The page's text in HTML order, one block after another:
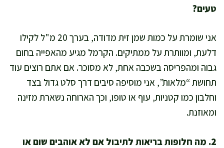
טעים?
אני שומרת על כמות שמן זית מדודה, בערך 20 מ"ל לקילו
דלעת, ומוותרת על ממתיקים. הקרמל מגיע מהאפייה בחום
גבוה ומהפריסה בשכבה אחת, לא מסוכר. אם אתם רוצים עוד
תחושת “מלאות”, אני מוסיפה סיבים דרך סלט גדול בצד
וחלבון כמו קטניות, עוף או טופו, וכך הארוחה נשארת מזינה
ומאוזנת.
2. מה חלופות בריאות לתיבול אם לא אוהבים שום או